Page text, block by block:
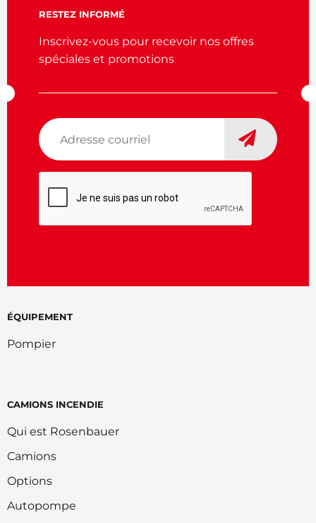
ÉQUIPEMENT
Pompier
CAMIONS INCENDIE
Qui est Rosenbauer
Camions
Options
Autopompe
RESTEZ INFORMÉ
Inscrivez-vous pour recevoir nos offres
spéciales et promotions
Adresse
courriel